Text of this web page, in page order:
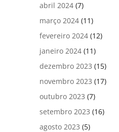
abril 2024 (7)
março 2024 (11)
fevereiro 2024 (12)
janeiro 2024 (11)
dezembro 2023 (15)
novembro 2023 (17)
outubro 2023 (7)
setembro 2023 (16)
agosto 2023 (5)